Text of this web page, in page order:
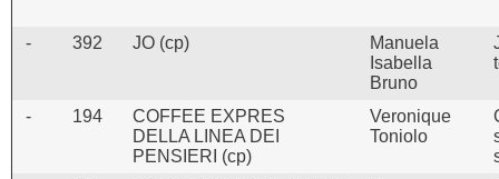
- 392 JO (cp)
Manuela
Isabella
Bruno
- 194
COFFEE EXPRES
DELLA LINEA DEI
PENSIERI (cp)
Veronique
Toniolo